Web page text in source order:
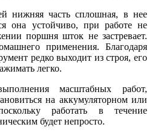
нижняя часть сплошная, в нее
она устойчиво, при работе не
поршня шток не застревает.
применения. Благодаря
редко выходит из строя, его
легко.
масштабных работ,
на аккумуляторном или
работать в течение
будет непросто.